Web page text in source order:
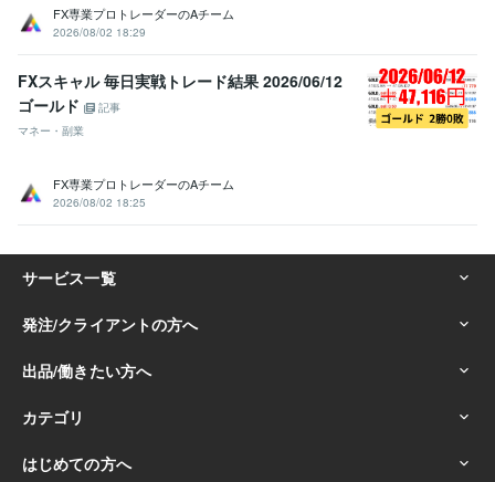
FX専業プロトレーダーのAチーム
2026/08/02 18:29
FXスキャル 毎日実戦トレード結果 2026/06/12
ゴールド
記事
マネー・副業
FX専業プロトレーダーのAチーム
2026/08/02 18:25